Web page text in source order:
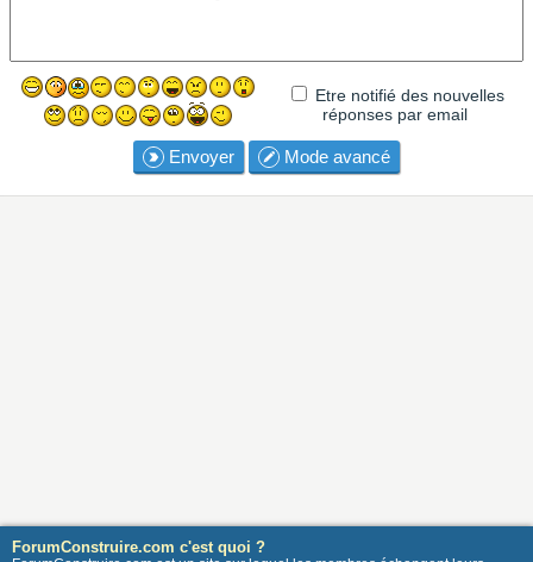
Etre notifié des nouvelles
réponses par email
Envoyer Mode avancé
ForumConstruire.com c'est quoi ?